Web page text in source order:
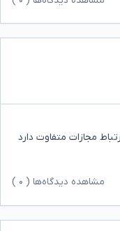
مجازات متفاوت دارد
مشاهده دیدگاه‌ها ( ۰